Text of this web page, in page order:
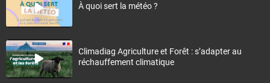
À quoi sert la météo ?
Climadiag Agriculture et Forêt : s’adapter au
réchauffement climatique